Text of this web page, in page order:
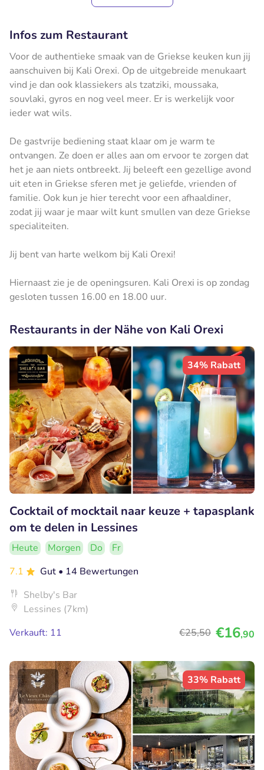
Infos zum Restaurant
Voor de authentieke smaak van de Griekse keuken kun jij
aanschuiven bij Kali Orexi. Op de uitgebreide menukaart
vind je dan ook klassiekers als tzatziki, moussaka,
souvlaki, gyros en nog veel meer. Er is werkelijk voor
ieder wat wils.
De gastvrije bediening staat klaar om je warm te
ontvangen. Ze doen er alles aan om ervoor te zorgen dat
het je aan niets ontbreekt. Jij beleeft een gezellige avond
uit eten in Griekse sferen met je geliefde, vrienden of
familie. Ook kun je hier terecht voor een afhaaldiner,
zodat jij waar je maar wilt kunt smullen van deze Griekse
specialiteiten.
Jij bent van harte welkom bij Kali Orexi!
Hiernaast zie je de openingsuren. Kali Orexi is op zondag
gesloten tussen 16.00 en 18.00 uur.
Restaurants in der Nähe von Kali Orexi
34% Rabatt
Cocktail of mocktail naar keuze + tapasplank
om te delen in Lessines
Heute Morgen Do
Fr
7.1
Gut • 14 Bewertungen
Shelby's Bar
Lessines (7km)
Verkauft: 11
€25,50 €16,90
33% Rabatt